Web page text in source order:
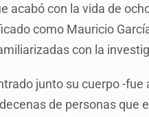
acabó con la vida de
como Mauricio
con la
junto su cuerpo -
de personas que